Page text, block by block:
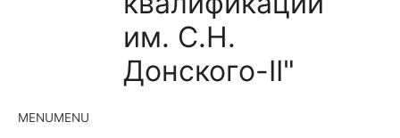
им. С.Н.
Донского-II"
MENUMENU